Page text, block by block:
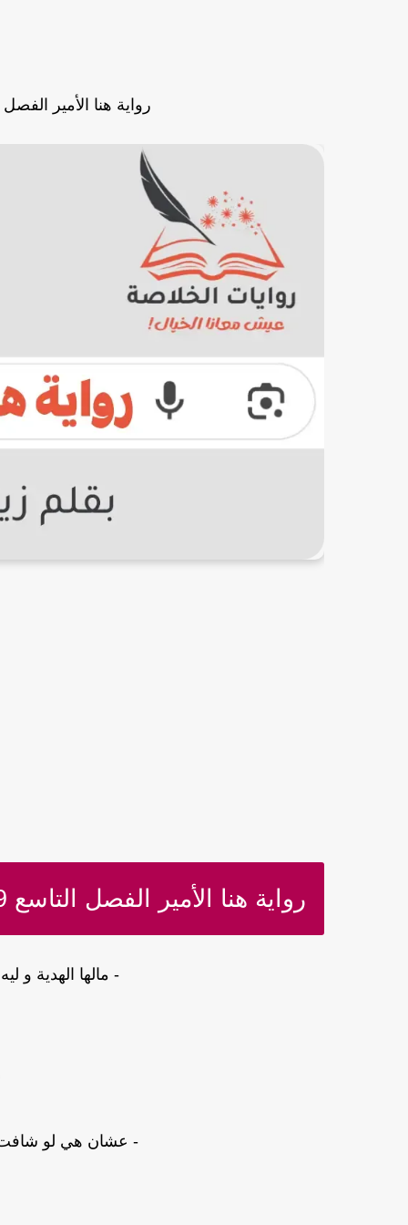
رواية هنا الأمير الفصل التاسع 9 والأخير
رواية هنا الأمير الفصل التاسع 9 والأخير
- مالها الهدية و
- عشان هي لو شافت